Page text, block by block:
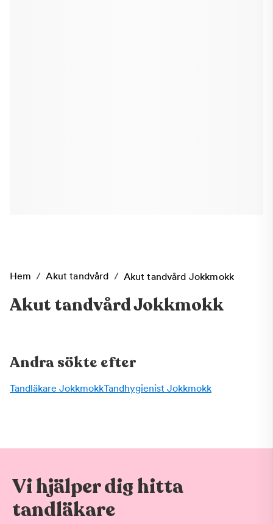
Hem / Akut tandvård / Akut tandvård Jokkmokk
Akut tandvård Jokkmokk
Andra sökte efter
Tandläkare JokkmokkTandhygienist Jokkmokk
Vi hjälper dig hitta
tandläkare